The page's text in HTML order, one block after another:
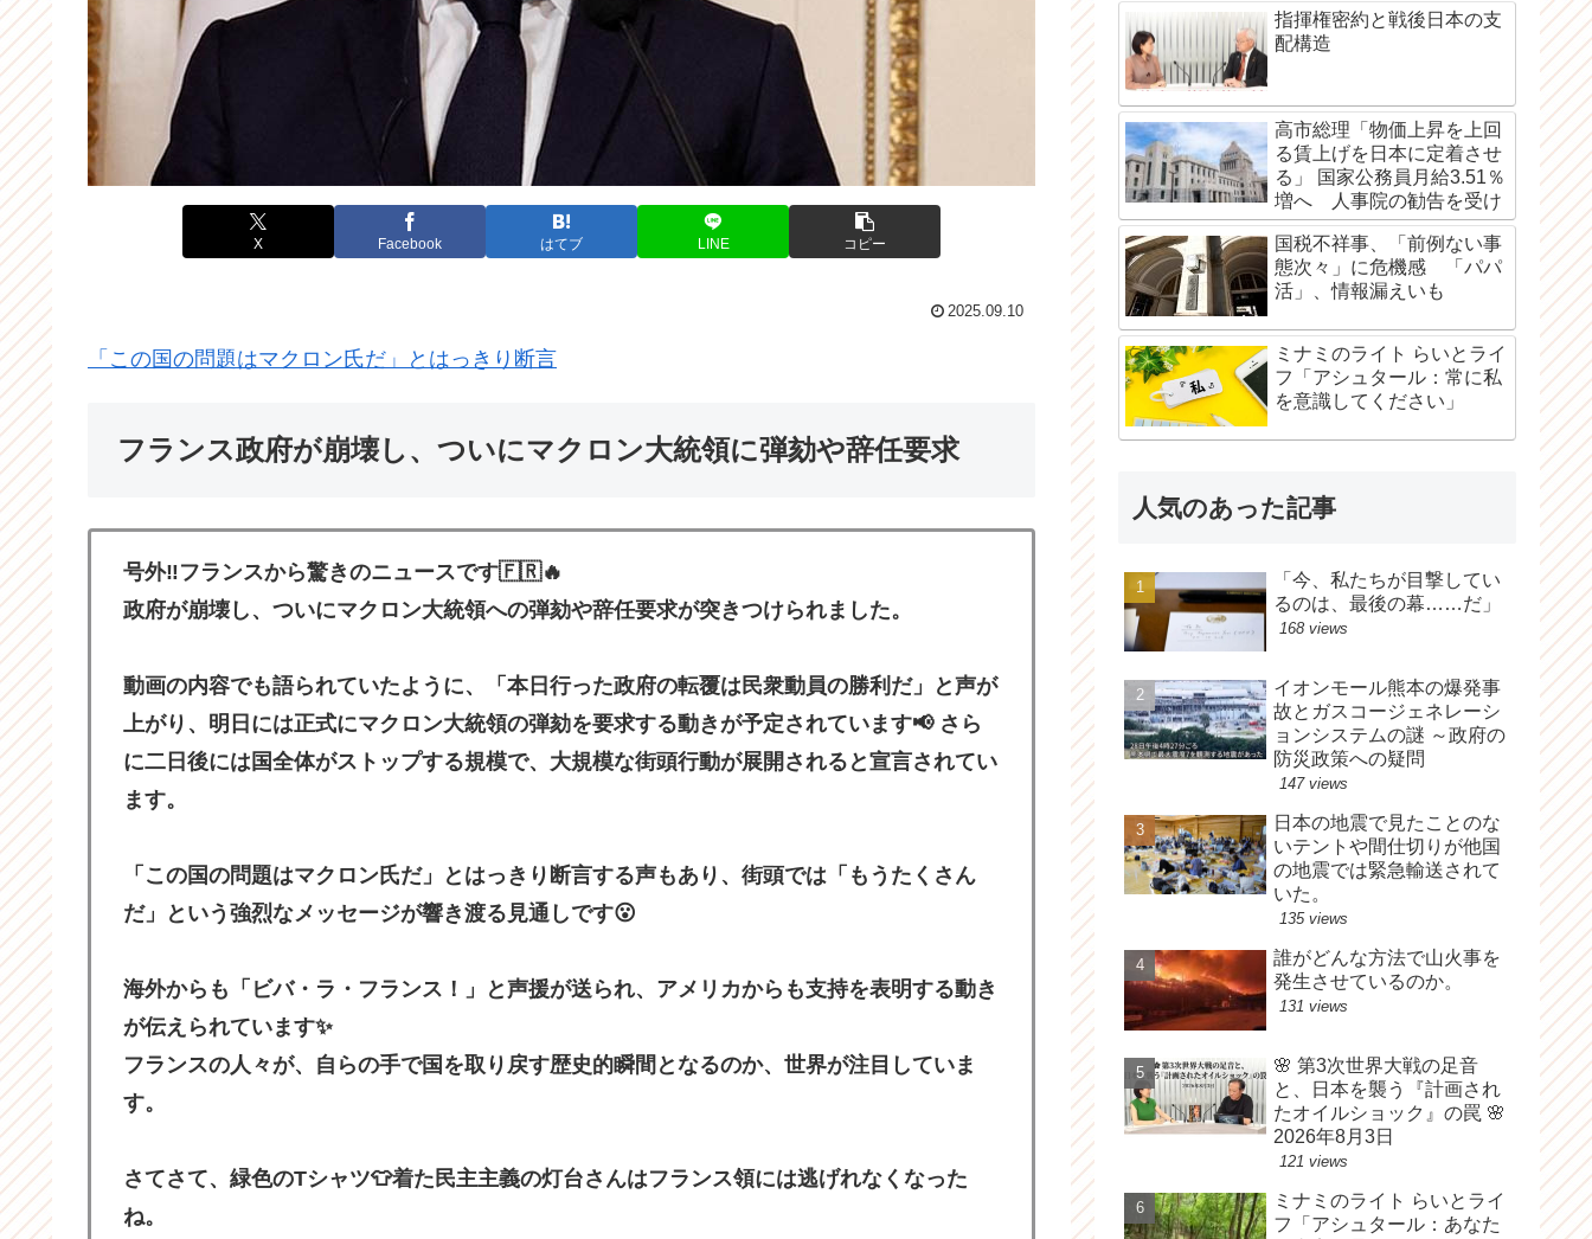
X Facebook はてブ LINE コピー
2025.09.10
「この国の問題はマクロン氏だ」とはっきり断言
フランス政府が崩壊し、ついにマクロン大統領に弾劾や辞任要求
号外‼️フランスから驚きのニュースです🇫🇷🔥
政府が崩壊し、ついにマクロン大統領への弾劾や辞任要求が突きつけられました。
動画の内容でも語られていたように、「本日行った政府の転覆は民衆動員の勝利だ」と声が
上がり、明日には正式にマクロン大統領の弾劾を要求する動きが予定されています📢 さら
に二日後には国全体がストップする規模で、大規模な街頭行動が展開されると宣言されてい
ます。
「この国の問題はマクロン氏だ」とはっきり断言する声もあり、街頭では「もうたくさん
だ」という強烈なメッセージが響き渡る見通しです😮
海外からも「ビバ・ラ・フランス！」と声援が送られ、アメリカからも支持を表明する動き
が伝えられています✨
フランスの人々が、自らの手で国を取り戻す歴史的瞬間となるのか、世界が注目していま
す。
さてさて、緑色のTシャツ👕着た民主主義の灯台さんはフランス領には逃げれなくなった
ね。
指揮権密約と戦後日本の支
配構造
高市総理「物価上昇を上回
る賃上げを日本に定着させ
る」 国家公務員月給3.51％
増へ 人事院の勧告を受け
国税不祥事、「前例ない事
態次々」に危機感 「パパ
活」、情報漏えいも
ミナミのライト らいとライ
フ「アシュタール：常に私
を意識してください」
人気のあった記事
「今、私たちが目撃してい
るのは、最後の幕……だ」
168 views
イオンモール熊本の爆発事
故とガスコージェネレーシ
ョンシステムの謎 ～政府の
防災政策への疑問
147 views
日本の地震で見たことのな
いテントや間仕切りが他国
の地震では緊急輸送されて
いた。
135 views
誰がどんな方法で山火事を
発生させているのか。
131 views
🌸 第3次世界大戦の足音
と、日本を襲う『計画され
たオイルショック』の罠 🌸
2026年8月3日
121 views
ミナミのライト らいとライ
フ「アシュタール：あなた